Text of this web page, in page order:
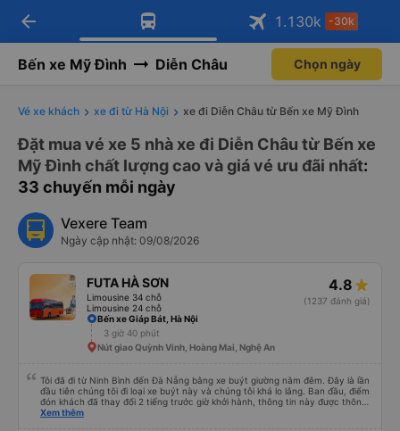
Tải app Vexere ngay!
Nhận ưu đãi thành viên độc
Mở app
Tải app Vexere
-30k/ghế khi đặt vé máy bay qua
Mở app
arrow_back 1.130k -30k
Bến xe Mỹ Đình Diễn Châu Chọn ngày
Vé xe khách xe đi từ Hà Nội xe đi Diễn Châu từ Bến xe Mỹ Đình
Đặt mua vé xe 5 nhà xe đi Diễn Châu từ Bến xe
Mỹ Đình chất lượng cao và giá vé ưu đãi nhất:
33 chuyến mỗi ngày
Vexere Team
Ngày cập nhật: 09/08/2026
FUTA HÀ SƠN
Limousine 34 chỗ
Limousine 24 chỗ
4.8
(1237 đánh giá)
Bến xe Giáp Bát, Hà Nội
3 giờ 40 phút
Nút giao Quỳnh Vinh, Hoàng Mai, Nghệ An
Tôi đã đi từ Ninh Bình đến Đà Nẵng bằng xe buýt giường nằm đêm. Đây là lần
đầu tiên chúng tôi đi loại xe buýt này và chúng tôi khá lo lắng. Ban đầu, điểm
đón khách đã thay đổi 2 tiếng trước giờ khởi hành, thông tin này được thông
báo qua email. Chúng tôi đến đúng địa điểm lúc 9 giờ nhưng xe buýt không
Xem thêm